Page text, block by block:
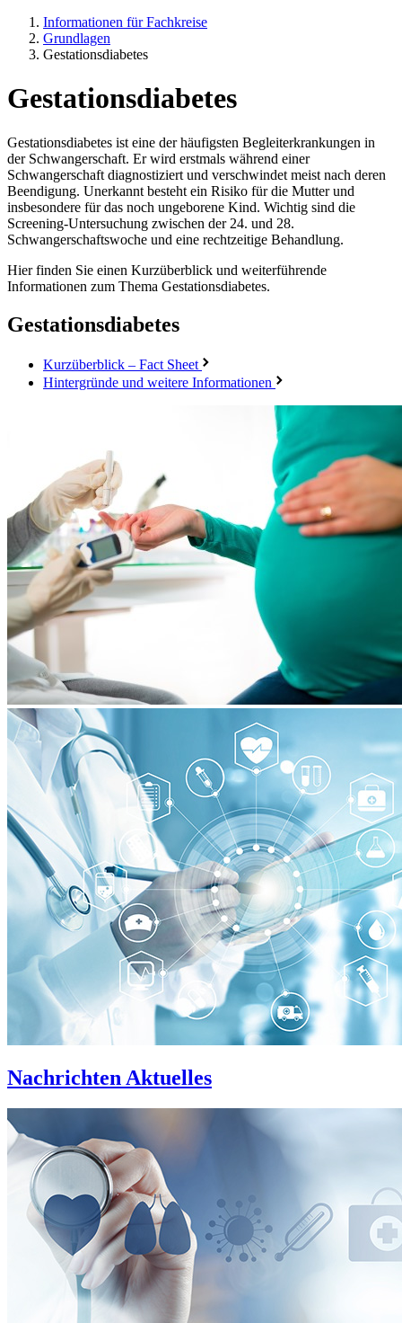
Informationen für Fachkreise
Grundlagen
Gestationsdiabetes
Gestationsdiabetes
Gestationsdiabetes ist eine der häufigsten Begleiterkrankungen in
der Schwangerschaft. Er wird erstmals während einer
Schwangerschaft diagnostiziert und verschwindet meist nach deren
Beendigung. Unerkannt besteht ein Risiko für die Mutter und
insbesondere für das noch ungeborene Kind. Wichtig sind die
Screening-Untersuchung zwischen der 24. und 28.
Schwangerschaftswoche und eine rechtzeitige Behandlung.
Hier finden Sie einen Kurzüberblick und weiterführende
Informationen zum Thema Gestationsdiabetes.
Gestationsdiabetes
Kurzüberblick – Fact Sheet
Hintergründe und weitere Informationen
NachrichtenAktuelles